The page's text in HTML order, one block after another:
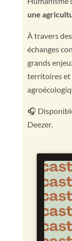
une
À travers
échanges
grands
territoires et
🎧
Deezer.